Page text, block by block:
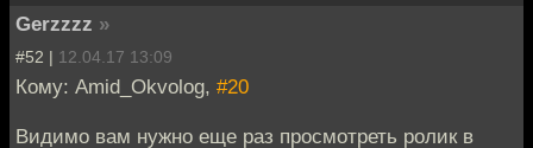
Gerzzzz »
#52 | 12.04.17 13:09
Кому: Amid_Okvolog, #20
Видимо вам нужно еще раз просмотреть ролик в